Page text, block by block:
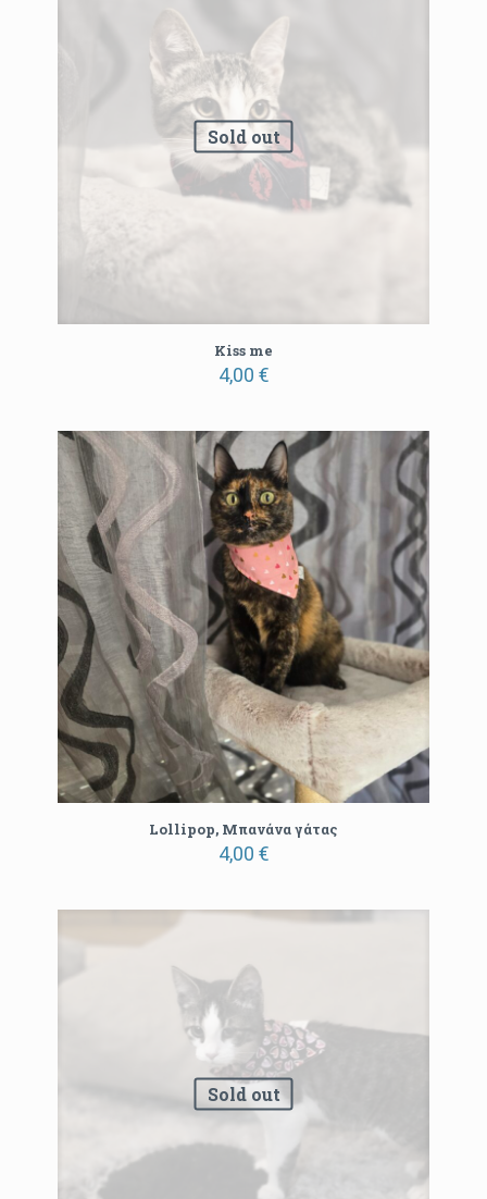
Sold out
Kiss me
4,00 €
Lollipop, Μπανάνα γάτας
4,00 €
Sold out